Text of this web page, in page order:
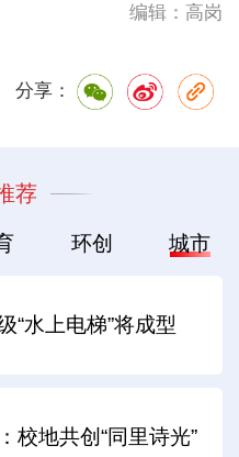
编辑：高岗
分享：
荐
环创 城市
“水上电梯”将成型
校地共创“同里诗光”